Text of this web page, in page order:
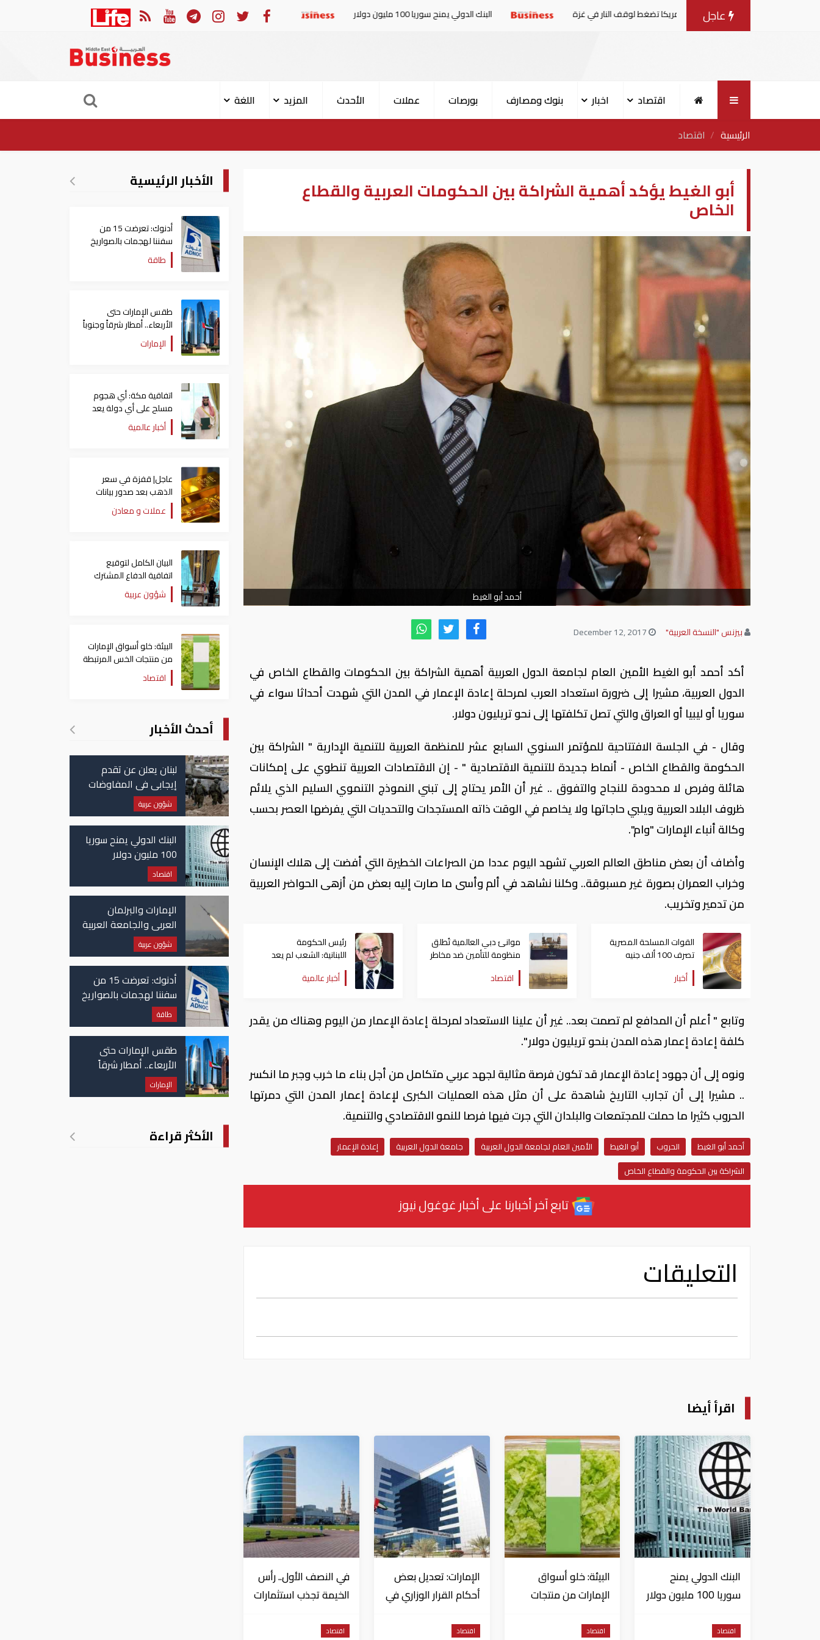
عاجل
مع إسرائيل.. وأمريكا تضغط لوقف النار في غزة البنك الدولي يمنح سوريا 100 مليون دولار الإمارات والبرلمان العربي والجامعة العربية يدينون الهجوم الحوثي على نجران بالسعودية
اقتصاد اخبار بنوك ومصارف بورصات عملات الأحدث المزيد
اللغة
الرئيسية
اقتصاد
أبو الغيط يؤكد أهمية الشراكة بين الحكومات العربية والقطاع
الخاص
أحمد أبو الغيط
بيزنس "النسخة العربية"
أكد أحمد أبو الغيط الأمين العام لجامعة الدول العربية أهمية الشراكة بين الحكومات والقطاع الخاص في
الدول العربية، مشيرا إلى ضرورة استعداد العرب لمرحلة إعادة الإعمار في المدن التي شهدت أحداثا سواء في
سوريا أو ليبيا أو العراق والتي تصل تكلفتها إلى نحو تريليون دولار.
وقال - في الجلسة الافتتاحية للمؤتمر السنوي السابع عشر للمنظمة العربية للتنمية الإدارية " الشراكة بين
الحكومة والقطاع الخاص - أنماط جديدة للتنمية الاقتصادية " - إن الاقتصادات العربية تنطوي على إمكانات
هائلة وفرص لا محدودة للنجاح والتفوق .. غير أن الأمر يحتاج إلى تبني النموذج التنموي السليم الذي يلائم
ظروف البلاد العربية ويلبي حاجاتها ولا يخاصم في الوقت ذاته المستجدات والتحديات التي يفرضها العصر بحسب
وكالة أنباء الإمارات "وام".
وأضاف أن بعض مناطق العالم العربي تشهد اليوم عددا من الصراعات الخطيرة التي أفضت إلى هلاك الإنسان
وخراب العمران بصورة غير مسبوقة.. وكلنا نشاهد في ألم وأسى ما صارت إليه بعض من أزهى الحواضر العربية
من تدمير وتخريب.
القوات المسلحة المصرية
تصرف 100 ألف جنيه
تعويض لأسر شهداء
الحروب
أخبار
موانئ دبي العالمية تُطلق
منظومة للتأمين ضد مخاطر
الحروب
اقتصاد
رئيس الحكومة
اللبنانية: الشعب لم يعد
قادرًا على تحمّل الحروب
"كفانا مغامرات"
أخبار عالمية
وتابع " أعلم أن المدافع لم تصمت بعد.. غير أن علينا الاستعداد لمرحلة إعادة الإعمار من اليوم وهناك من يقدر
كلفة إعادة إعمار هذه المدن بنحو تريليون دولار ".
ونوه إلى أن جهود إعادة الإعمار قد تكون فرصة مثالية لجهد عربي متكامل من أجل بناء ما خرب وجبر ما انكسر
.. مشيرا إلى أن تجارب التاريخ شاهدة على أن مثل هذه العمليات الكبرى لإعادة إعمار المدن التي دمرتها
الحروب كثيرا ما حملت للمجتمعات والبلدان التي جرت فيها فرصا للنمو الاقتصادي والتنمية.
أحمد أبو الغيط الحروب أبو الغيط الأمين العام لجامعة الدول العربية جامعة الدول العربية
إعادة الإعمار
الشراكة بين الحكومة والقطاع الخاص
تابع آخر أخبارنا على أخبار غوغول نيوز
التعليقات
اقرأ أيضا
البنك الدولي يمنح
سوريا 100 مليون دولار
اقتصاد
البيئة: خلو أسواق
الإمارات من منتجات
داء السيكلوسبورا
اقتصاد
الإمارات: تعديل بعض
أحكام القرار الوزاري في
الشركات والأعمال
اقتصاد
في النصف الأول.. رأس
الخيمة تجذب استثمارات
اقتصاد
الأخبار الرئيسية
أدنوك: تعرضت 15 من
سفننا لهجمات بالصواريخ
والطائرات المسيّرة منذ
بداية النزاع
طاقة
طقس الإمارات حتى
الأربعاء.. أمطار شرقاً وجنوباً
وانخفاض تدريجي للحرارة
الإمارات
اتفاقية مكة: أي هجوم
مسلح على أي دولة يعد
هجوما على الدول الثلاث
جميعا
أخبار عالمية
عاجل| قفزة في سعر
الذهب بعد صدور بيانات
الوظائف الأمريكية
عملات و معادن
البيان الكامل لتوقيع
اتفاقية الدفاع المشترك
بين السعودية وتركيا
وباكستان
شؤون عربية
البيئة: خلو أسواق الإمارات
من منتجات الخس المرتبطة
بتفشي داء السيكلوسبورا
اقتصاد
أحدث الأخبار
لبنان يعلن عن تقدم
إيجابي في المفاوضات
مع إسرائيل.. وأمريكا
تضغط لوقف النار في
غزة
شؤون عربية
البنك الدولي يمنح سوريا
100 مليون دولار
اقتصاد
الإمارات والبرلمان
العربي والجامعة العربية
يدينون الهجوم الحوثي
على نجران بالسعودية
شؤون عربية
أدنوك: تعرضت 15 من
سفننا لهجمات بالصواريخ
والطائرات المسيّرة منذ
بداية النزاع
طاقة
طقس الإمارات حتى
الأربعاء.. أمطار شرقاً
وجنوباً وانخفاض
تدريجي للحرارة
الإمارات
الأكثر قراءة